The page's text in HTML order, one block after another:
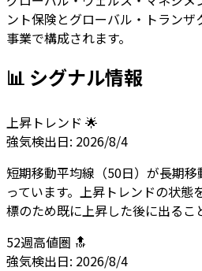
ント保険とグローバル・トラン
事業で構成されます。
📊 シグナル情報
上昇トレンド 🌟
強気検出日: 2026/8/4
短期移動平均線（50日）が長期
っています。上昇トレンドの状態
標のため既に上昇した後に出るこ
52週高値圏 🔝
強気検出日: 2026/8/4